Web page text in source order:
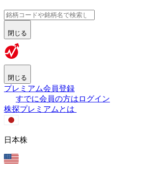
閉じる
閉じる
プレミアム会員登録
すでに会員の方はログイン
株探プレミアムとは
日本株